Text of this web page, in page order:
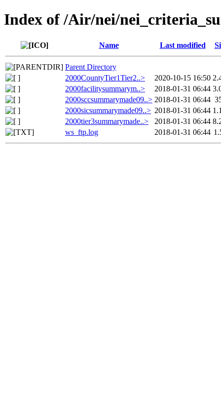
Index of /Air/nei/
Name Last modified
Parent Directory
2000CountyTier1Tier2..>
2020-10-15 16:50
2000facilitysummarym..>
2018-01-31 06:44
2000sccsummarymade09..> 2018-01-31 06:44
2000sicsummarymade09..> 2018-01-31 06:44
2000tier3summarymade..>
2018-01-31 06:44
ws_ftp.log
2018-01-31 06:44